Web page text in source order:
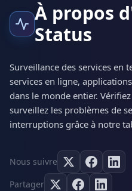
À propos
Status
Surveillance des services en
services en ligne,
dans le monde entier.
surveillez les problèmes de
interruptions grâce à notre
Nous suivre
Partager